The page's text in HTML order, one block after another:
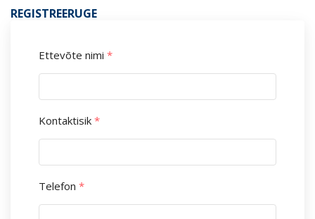
REGISTREERUGE
Ettevõte nimi *
Kontaktisik *
Telefon *